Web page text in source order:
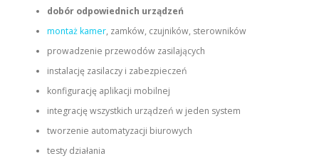
dobór odpowiednich urządzeń
montaż kamer, zamków, czujników, sterowników
prowadzenie przewodów zasilających
instalację zasilaczy i zabezpieczeń
konfigurację aplikacji mobilnej
integrację wszystkich urządzeń w jeden system
tworzenie automatyzacji biurowych
testy działania